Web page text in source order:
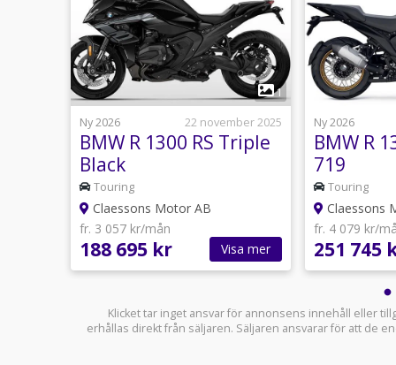
1
Ny 2026
22 november 2025
BMW R 1300 RS Triple
Black
Touring
Claessons Motor AB
fr. 3 057 kr/mån
188 695 kr Visa mer
Ny 2026
BMW R
719
Touring
Claessons
fr. 4 079 kr/
251 745
Klicket tar inget ansvar för annonsens innehåll eller
erhållas direkt från säljaren. Säljaren ansvarar för att de